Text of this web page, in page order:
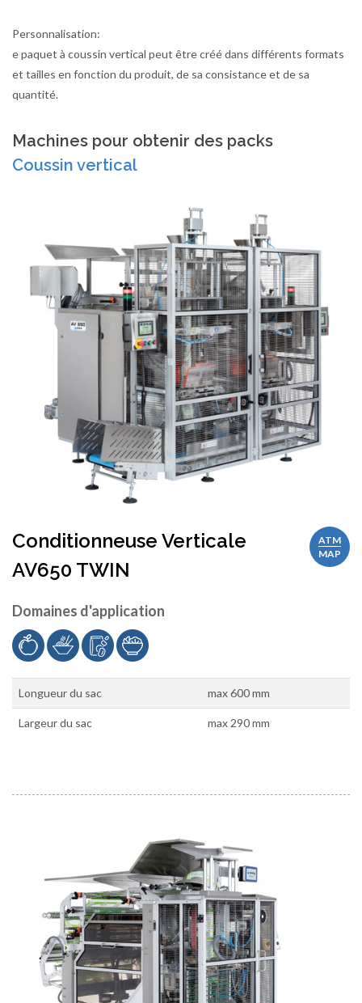
Personnalisation:
e paquet à coussin vertical peut être créé dans différents formats
et tailles en fonction du produit, de sa consistance et de sa
quantité.
Machines pour obtenir des packs
Coussin vertical
ATM
MAP
Conditionneuse Verticale
AV650 TWIN
Domaines d'application
Longueur du sac max 600 mm
Largeur du sac max 290 mm